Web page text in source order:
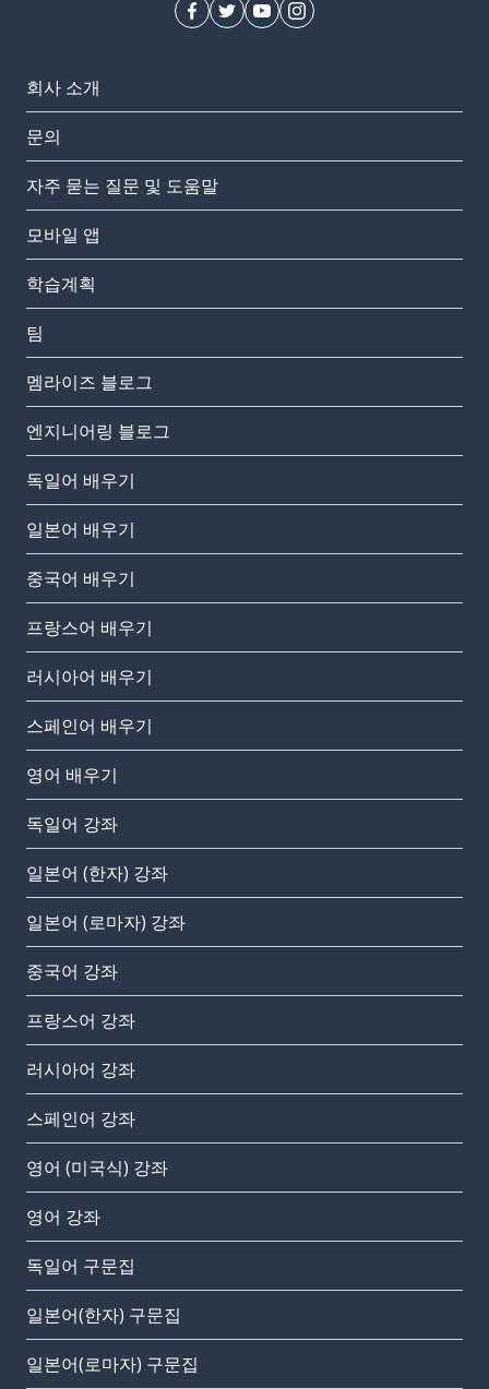
회사 소개
문의
자주 묻는 질문 및 도움말
모바일 앱
학습계획
팀
멤라이즈 블로그
엔지니어링 블로그
독일어 배우기
일본어 배우기
중국어 배우기
프랑스어 배우기
러시아어 배우기
스페인어 배우기
영어 배우기
독일어 강좌
일본어 (한자) 강좌
일본어 (로마자) 강좌
중국어 강좌
프랑스어 강좌
러시아어 강좌
스페인어 강좌
영어 (미국식) 강좌
영어 강좌
독일어 구문집
일본어(한자) 구문집
일본어(로마자) 구문집